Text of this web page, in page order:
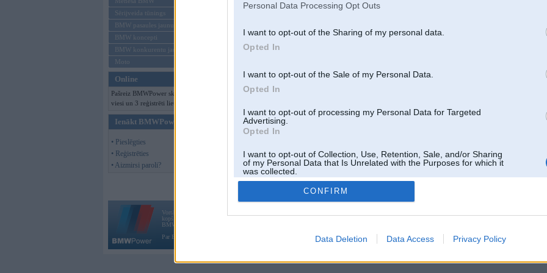
Personal Data Processing Opt Outs
I want to opt-out of the Sharing of my personal data.
Opted In
I want to opt-out of the Sale of my Personal Data.
Opted In
I want to opt-out of processing my Personal Data for Targeted
Advertising.
Opted In
I want to opt-out of Collection, Use, Retention, Sale, and/or Sharing
of my Personal Data that Is Unrelated with the Purposes for which it
was collected.
Opted Out
CONFIRM
Data Deletion Data Access Privacy Policy
Sērijveida tūnings
BMW pasaules jaunumi
BMW koncepti
BMW konkurentu jaunumi
Moto
Online
Pašreiz BMWPower skatās 149
viesi un 3 reģistrēti lietotāji.
Ienākt BMWPower
• Pieslēgties
• Reģistrēties
• Aizmirsi paroli?
Vortāls BMWPower.lv darbojas
kopš 2002. gada 14. maija. Tas nav auto klubs un nav saistīts ar
BMW AG.
Par BMWPower